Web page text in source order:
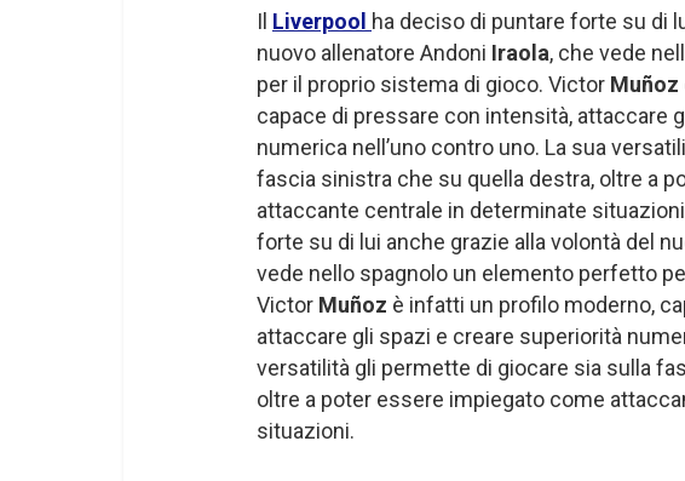
Il Liverpool ha deciso di puntare forte su di
nuovo allenatore Andoni Iraola, che vede
per il proprio sistema di gioco. Victor Muñoz
capace di pressare con intensità, attaccare
numerica nell’uno contro uno. La sua
fascia sinistra che su quella destra, oltre a
attaccante centrale in determinate
forte su di lui anche grazie alla volontà del
vede nello spagnolo un elemento perfetto
Victor Muñoz è infatti un profilo moderno,
attaccare gli spazi e creare superiorità
versatilità gli permette di giocare sia sulla
oltre a poter essere impiegato come
situazioni.